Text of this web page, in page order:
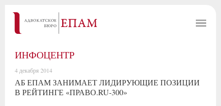
ИНФОЦЕНТР
4 декабря 2014
АБ ЕПАМ ЗАНИМАЕТ ЛИДИРУЮЩИЕ ПОЗИЦИИ
В РЕЙТИНГЕ «ПРАВО.RU-300»